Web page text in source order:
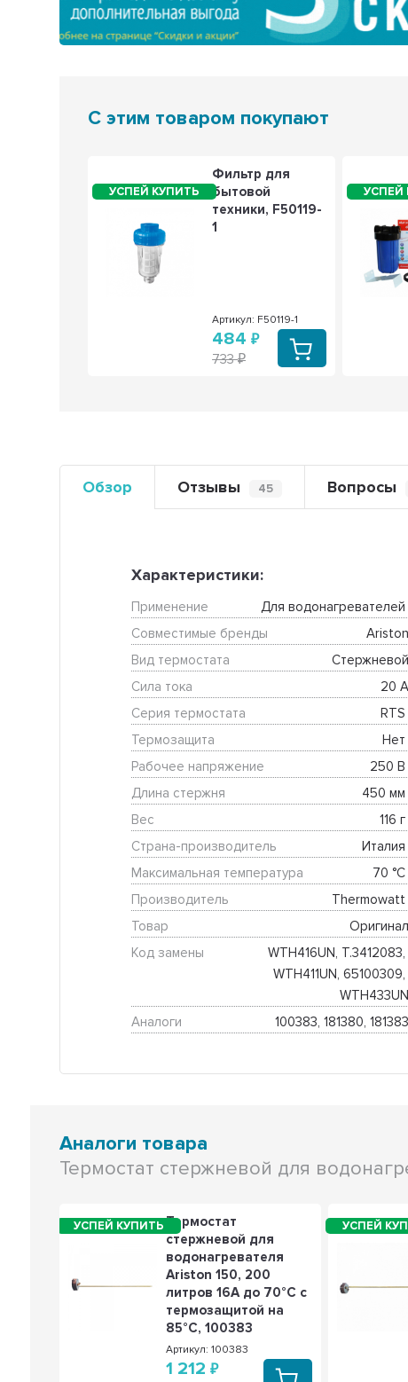
С этим товаром покупают
Фильтр для
бытовой
техники, F50119-
1
Артикул: F50119-1
484
733
Обзор Отзывы 45 Вопросы
Характеристики:
Применение
Для водонагревателей
Совместимые бренды
Ariston
Вид термостата
Стержневой
Сила тока
20 А
Серия термостата
RTS
Термозащита
Нет
Рабочее напряжение
250 В
Длина стержня
450 мм
Вес
116 г
Страна-производитель
Италия
Максимальная температура
70 °C
Производитель
Thermowatt
Товар
Оригинал
Код замены
WTH416UN, T.3412083,
WTH411UN, 65100309,
WTH433UN
Аналоги
100383, 181380, 181383
Аналоги товара
Термостат стержневой для
Термостат
стержневой для
водонагревателя
Ariston 150, 200
литров 16A до 70°С с
термозащитой на
85°С, 100383
Артикул: 100383
1 212